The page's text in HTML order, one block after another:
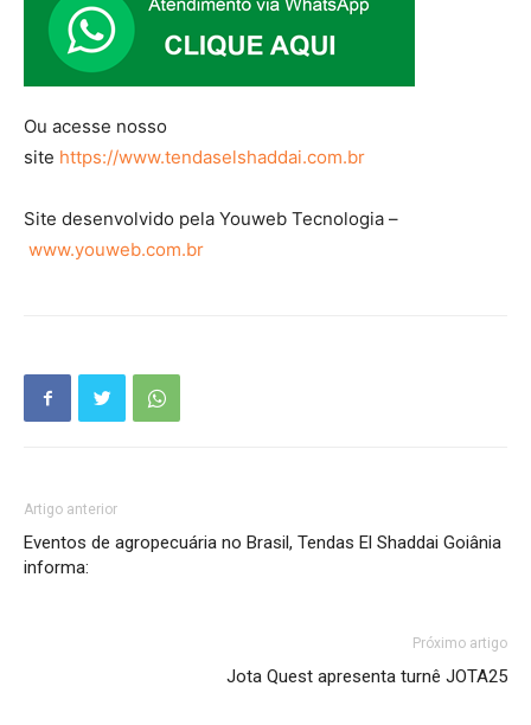
Ou acesse nosso
site https://www.tendaselshaddai.com.br
Site desenvolvido pela Youweb Tecnologia –
www.youweb.com.br
Artigo anterior
Eventos de agropecuária no Brasil, Tendas El Shaddai Goiânia
informa:
Próximo artigo
Jota Quest apresenta turnê JOTA25